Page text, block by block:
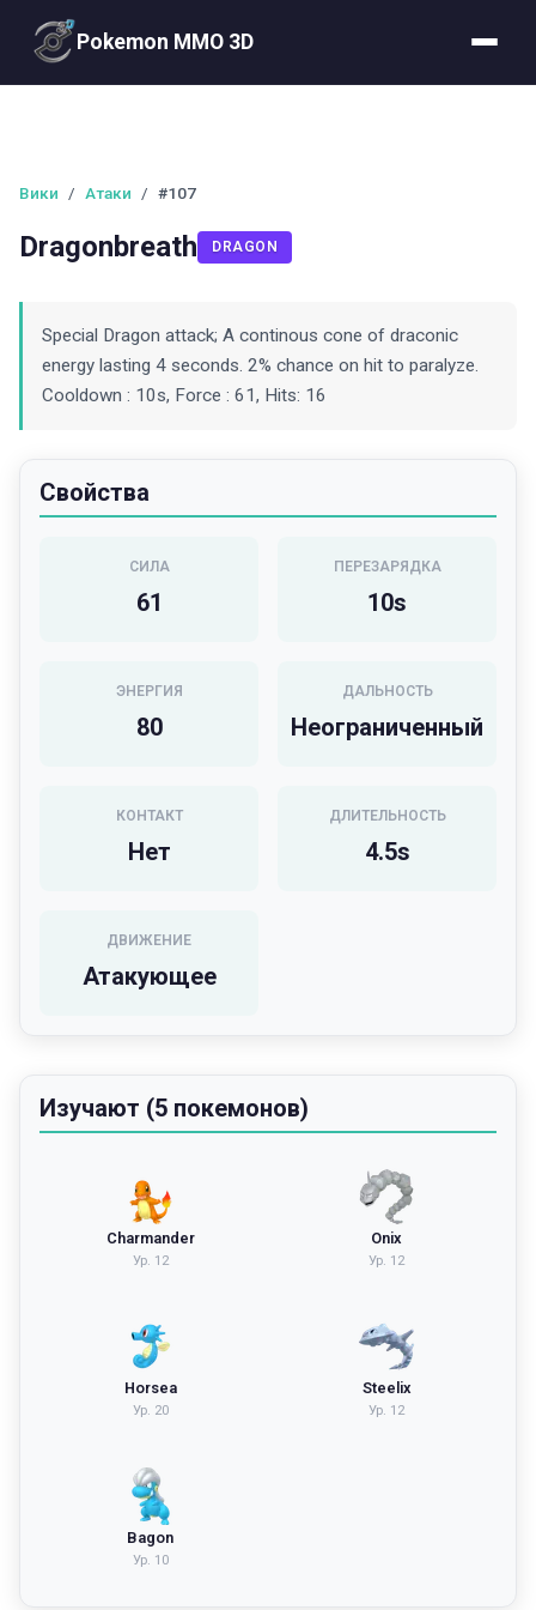
Pokemon MMO 3D
Вики / Атаки / #107
Dragonbreath DRAGON
Special Dragon attack; A continous cone of draconic
energy lasting 4 seconds. 2% chance on hit to paralyze.
Cooldown : 10s, Force : 61, Hits: 16
Свойства
СИЛА
61
ПЕРЕЗАРЯДКА
10s
ЭНЕРГИЯ
80
ДАЛЬНОСТЬ
Неограниченный
КОНТАКТ
Нет
ДЛИТЕЛЬНОСТЬ
4.5s
ДВИЖЕНИЕ
Атакующее
Изучают (5 покемонов)
Charmander
Ур. 12
Onix
Ур. 12
Horsea
Ур. 20
Steelix
Ур. 12
Bagon
Ур. 10